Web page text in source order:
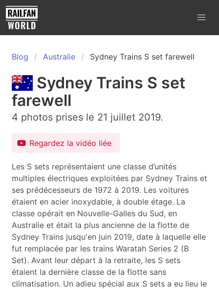
Blog Australie Sydney Trains S set farewell
Sydney Trains S set
farewell
4 photos prises le 21 juillet 2019.
Regardez la vidéo liée
Les S sets représentaient une classe d’unités
multiples électriques exploitées par Sydney Trains et
ses prédécesseurs de 1972 à 2019. Les voitures
étaient en acier inoxydable, à double étage. La
classe opérait en Nouvelle-Galles du Sud, en
Australie et était la plus ancienne de la flotte de
Sydney Trains jusqu'en juin 2019, date à laquelle elle
fut remplacée par les trains Waratah Series 2 (B
Set). Avant leur départ à la retraite, les S sets
étaient la dernière classe de la flotte sans
climatisation. Un adieu spécial aux S sets a eu lieu le